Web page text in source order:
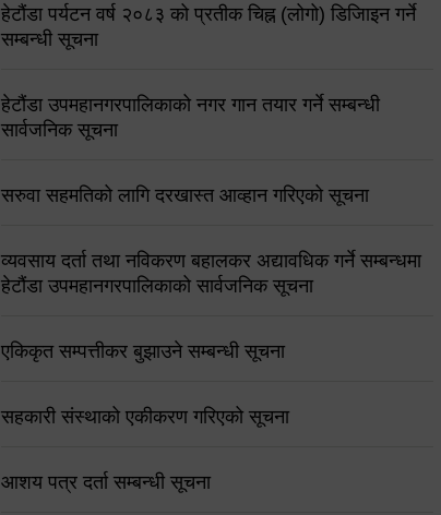
हेटौंडा पर्यटन वर्ष २०८३ को प्रतीक चिह्न (लोगो) डिजिाइन गर्ने
सम्बन्धी सूचना
हेटौंडा उपमहानगरपालिकाको नगर गान तयार गर्ने सम्बन्धी
सार्वजनिक सूचना
सरुवा सहमतिको लागि दरखास्त आव्हान गरिएको सूचना
व्यवसाय दर्ता तथा नविकरण बहालकर अद्यावधिक गर्ने सम्बन्धमा
हेटौंडा उपमहानगरपालिकाको सार्वजनिक सूचना
एकिकृत सम्पत्तीकर बुझाउने सम्बन्धी सूचना
सहकारी संस्थाको एकीकरण गरिएको सूचना
आशय पत्र दर्ता सम्बन्धी सूचना